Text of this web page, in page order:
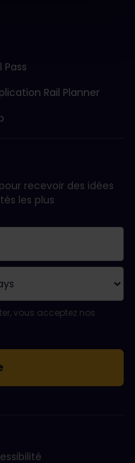
Rail Planner
recevoir des idées
les plus
Veuillez réessayer
pour vous inscrire à
vous acceptez nos